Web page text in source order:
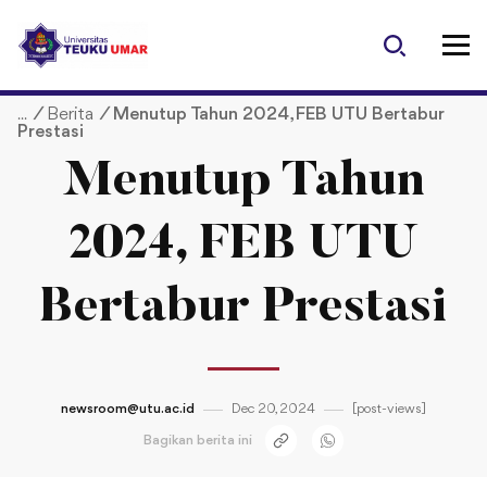
p
/ Berita / Menutup Tahun 2024, FEB UTU Bertabur
Prestasi
Menutup Tahun
2024, FEB UTU
Bertabur Prestasi
newsroom@utu.ac.id Dec 20, 2024 [post-views]
Bagikan berita ini